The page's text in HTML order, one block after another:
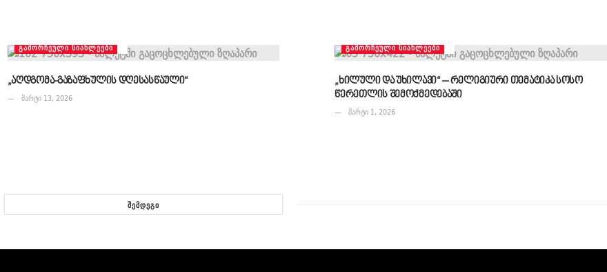
ᲒᲐᲛᲝᲠᲩᲔᲣᲚᲘ ᲡᲘᲐᲮᲚᲔᲔᲑᲘ
„აღდგომა-გაზაფხულის დღესასწაული“
მარტი 13, 2026
ᲒᲐᲛᲝᲠᲩᲔᲣᲚᲘ ᲡᲘᲐᲮᲚᲔᲔᲑᲘ
„ხილული და უხილავი“ – რელიგიური თემატიკა სოსო
წერეთლის შემოქმედებაში
მარტი 1, 2026
ᲨᲔᲛᲓᲔᲒᲘ